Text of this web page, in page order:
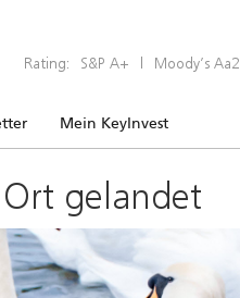
Rating: S&P A+ | Moody’s Aa2
Mein KeyInvest
gelandet